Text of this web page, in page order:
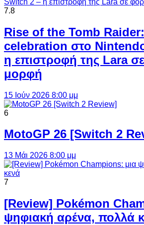
7.8
Rise of the Tomb
celebration στο
η επιστροφή της Lara
μορφή
15 Ιούν 2026 8:00 μμ
6
MotoGP 26 [Switch 2
13 Μάι 2026 8:00 μμ
7
[Review] Pokémon
ψηφιακή αρένα, πολλά